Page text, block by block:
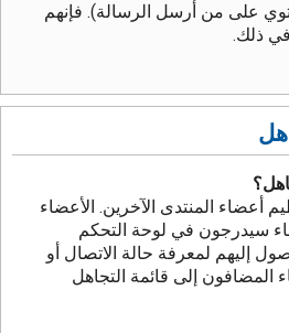
على من أرسل الرسالة). فإنهم
ذلك.
أعضاء المنتدى الآخرين. الأعضاء
سيدرجون في لوحة التحكم
إليهم لمعرفة حالة الاتصال أو
المضافون إلى قائمة التجاهل